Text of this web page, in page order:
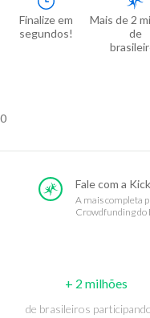
Finalize em
segundos!
Mais de 2
de
0
Fale com a
A mais completa
Crowdfunding do
+ 2 milhões
de brasileiros